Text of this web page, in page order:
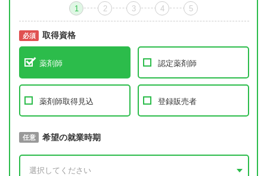
1 2 3 4 5
必須 取得資格
薬剤師 認定薬剤師
薬剤師取得見込 登録販売者
必須 取得予定年
任意 希望の就業時期